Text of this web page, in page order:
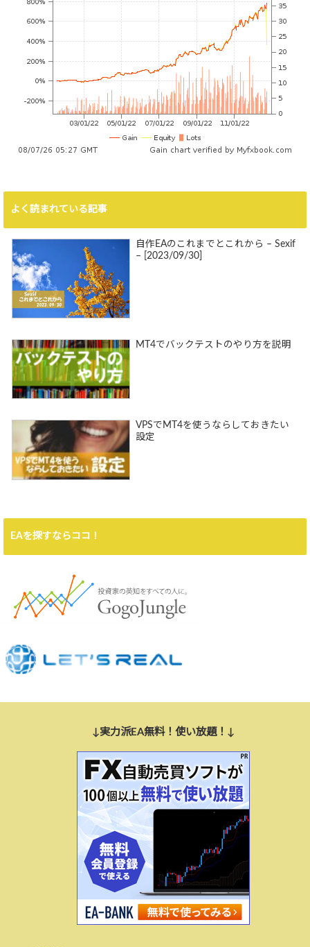
よく読まれている記事
自作EAのこれまでとこれから – Sexif
– [2023/09/30]
MT4でバックテストのやり方を説明
VPSでMT4を使うならしておきたい
設定
EAを探すならココ！
↓実力派EA無料！使い放題！↓